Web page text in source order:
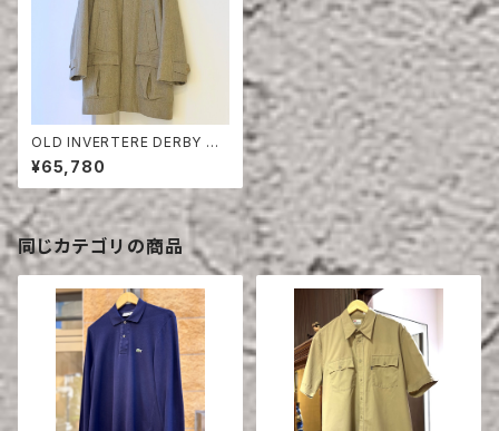
OLD INVERTERE DERBY T
WEED COAT
¥65,780
同じカテゴリの商品